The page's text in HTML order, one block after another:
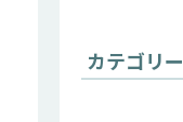
カテゴリー